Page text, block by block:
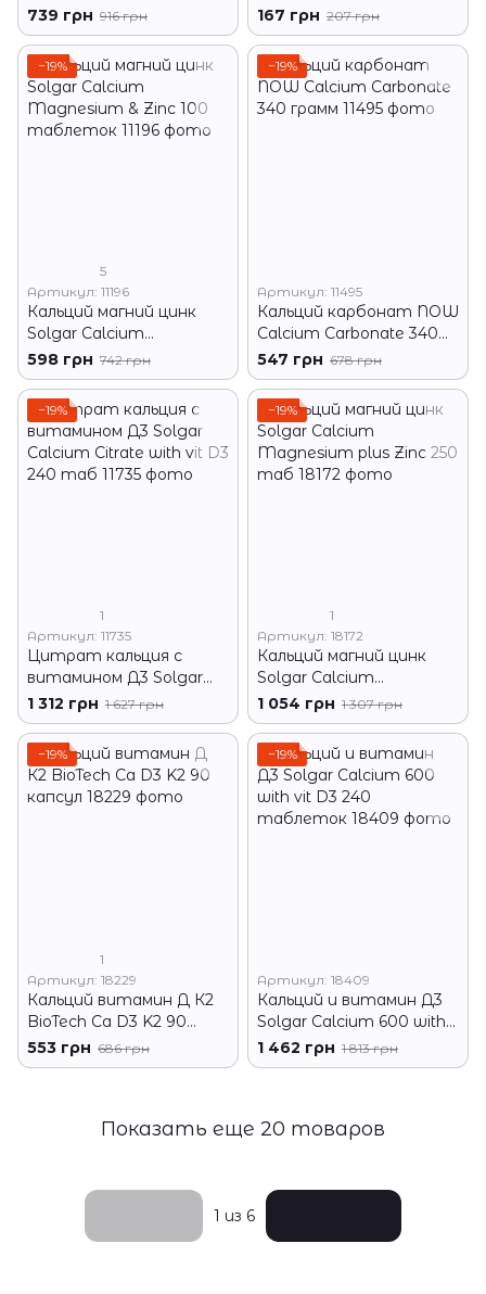
Magnesium Zinc 250
таблеток
739 грн 916 грн
грамм
167 грн 207 грн
−19%
5
Артикул: 11196
Кальций магний цинк
Solgar Calcium
Magnesium & Zinc 100
таблеток
598 грн 742 грн
−19%
Артикул: 11495
Кальций карбонат NOW
Calcium Carbonate 340
грамм
547 грн 678 грн
−19%
1
Артикул: 11735
Цитрат кальция с
витамином Д3 Solgar
Calcium Citrate with vit D3
240 таб
1 312 грн 1 627 грн
−19%
1
Артикул: 18172
Кальций магний цинк
Solgar Calcium
Magnesium plus Zinc 250
таб
1 054 грн 1 307 грн
−19%
1
Артикул: 18229
Кальций витамин Д К2
BioTech Ca D3 K2 90
капсул
553 грн 686 грн
−19%
Артикул: 18409
Кальций и витамин Д3
Solgar Calcium 600 with
vit D3 240 таблеток
1 462 грн 1 813 грн
Показать еще 20 товаров
1 из 6